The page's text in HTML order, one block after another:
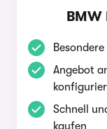
BMW
Angebot
Schnell
kaufen